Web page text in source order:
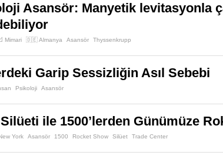
Asansör: Manyetik levitasyonla
Mimari 🇩🇪 Almanya Asansör Thyssenkrupp
Garip Sessizliğin Asıl Sebebi
Psikoloji Asansör
ile 1500’lerden Günümüze
York Asansör 1500 Rocket Show Silüet Trade Center